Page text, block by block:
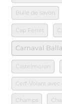
Bulle de savon
Cap Ferret
Carnaval
Castelmoron
Cerf-Volant
Champs